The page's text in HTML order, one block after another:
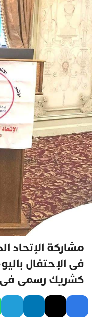
مشاركة الإتحاد
فى الإحتفال
كشريك رسمى فى